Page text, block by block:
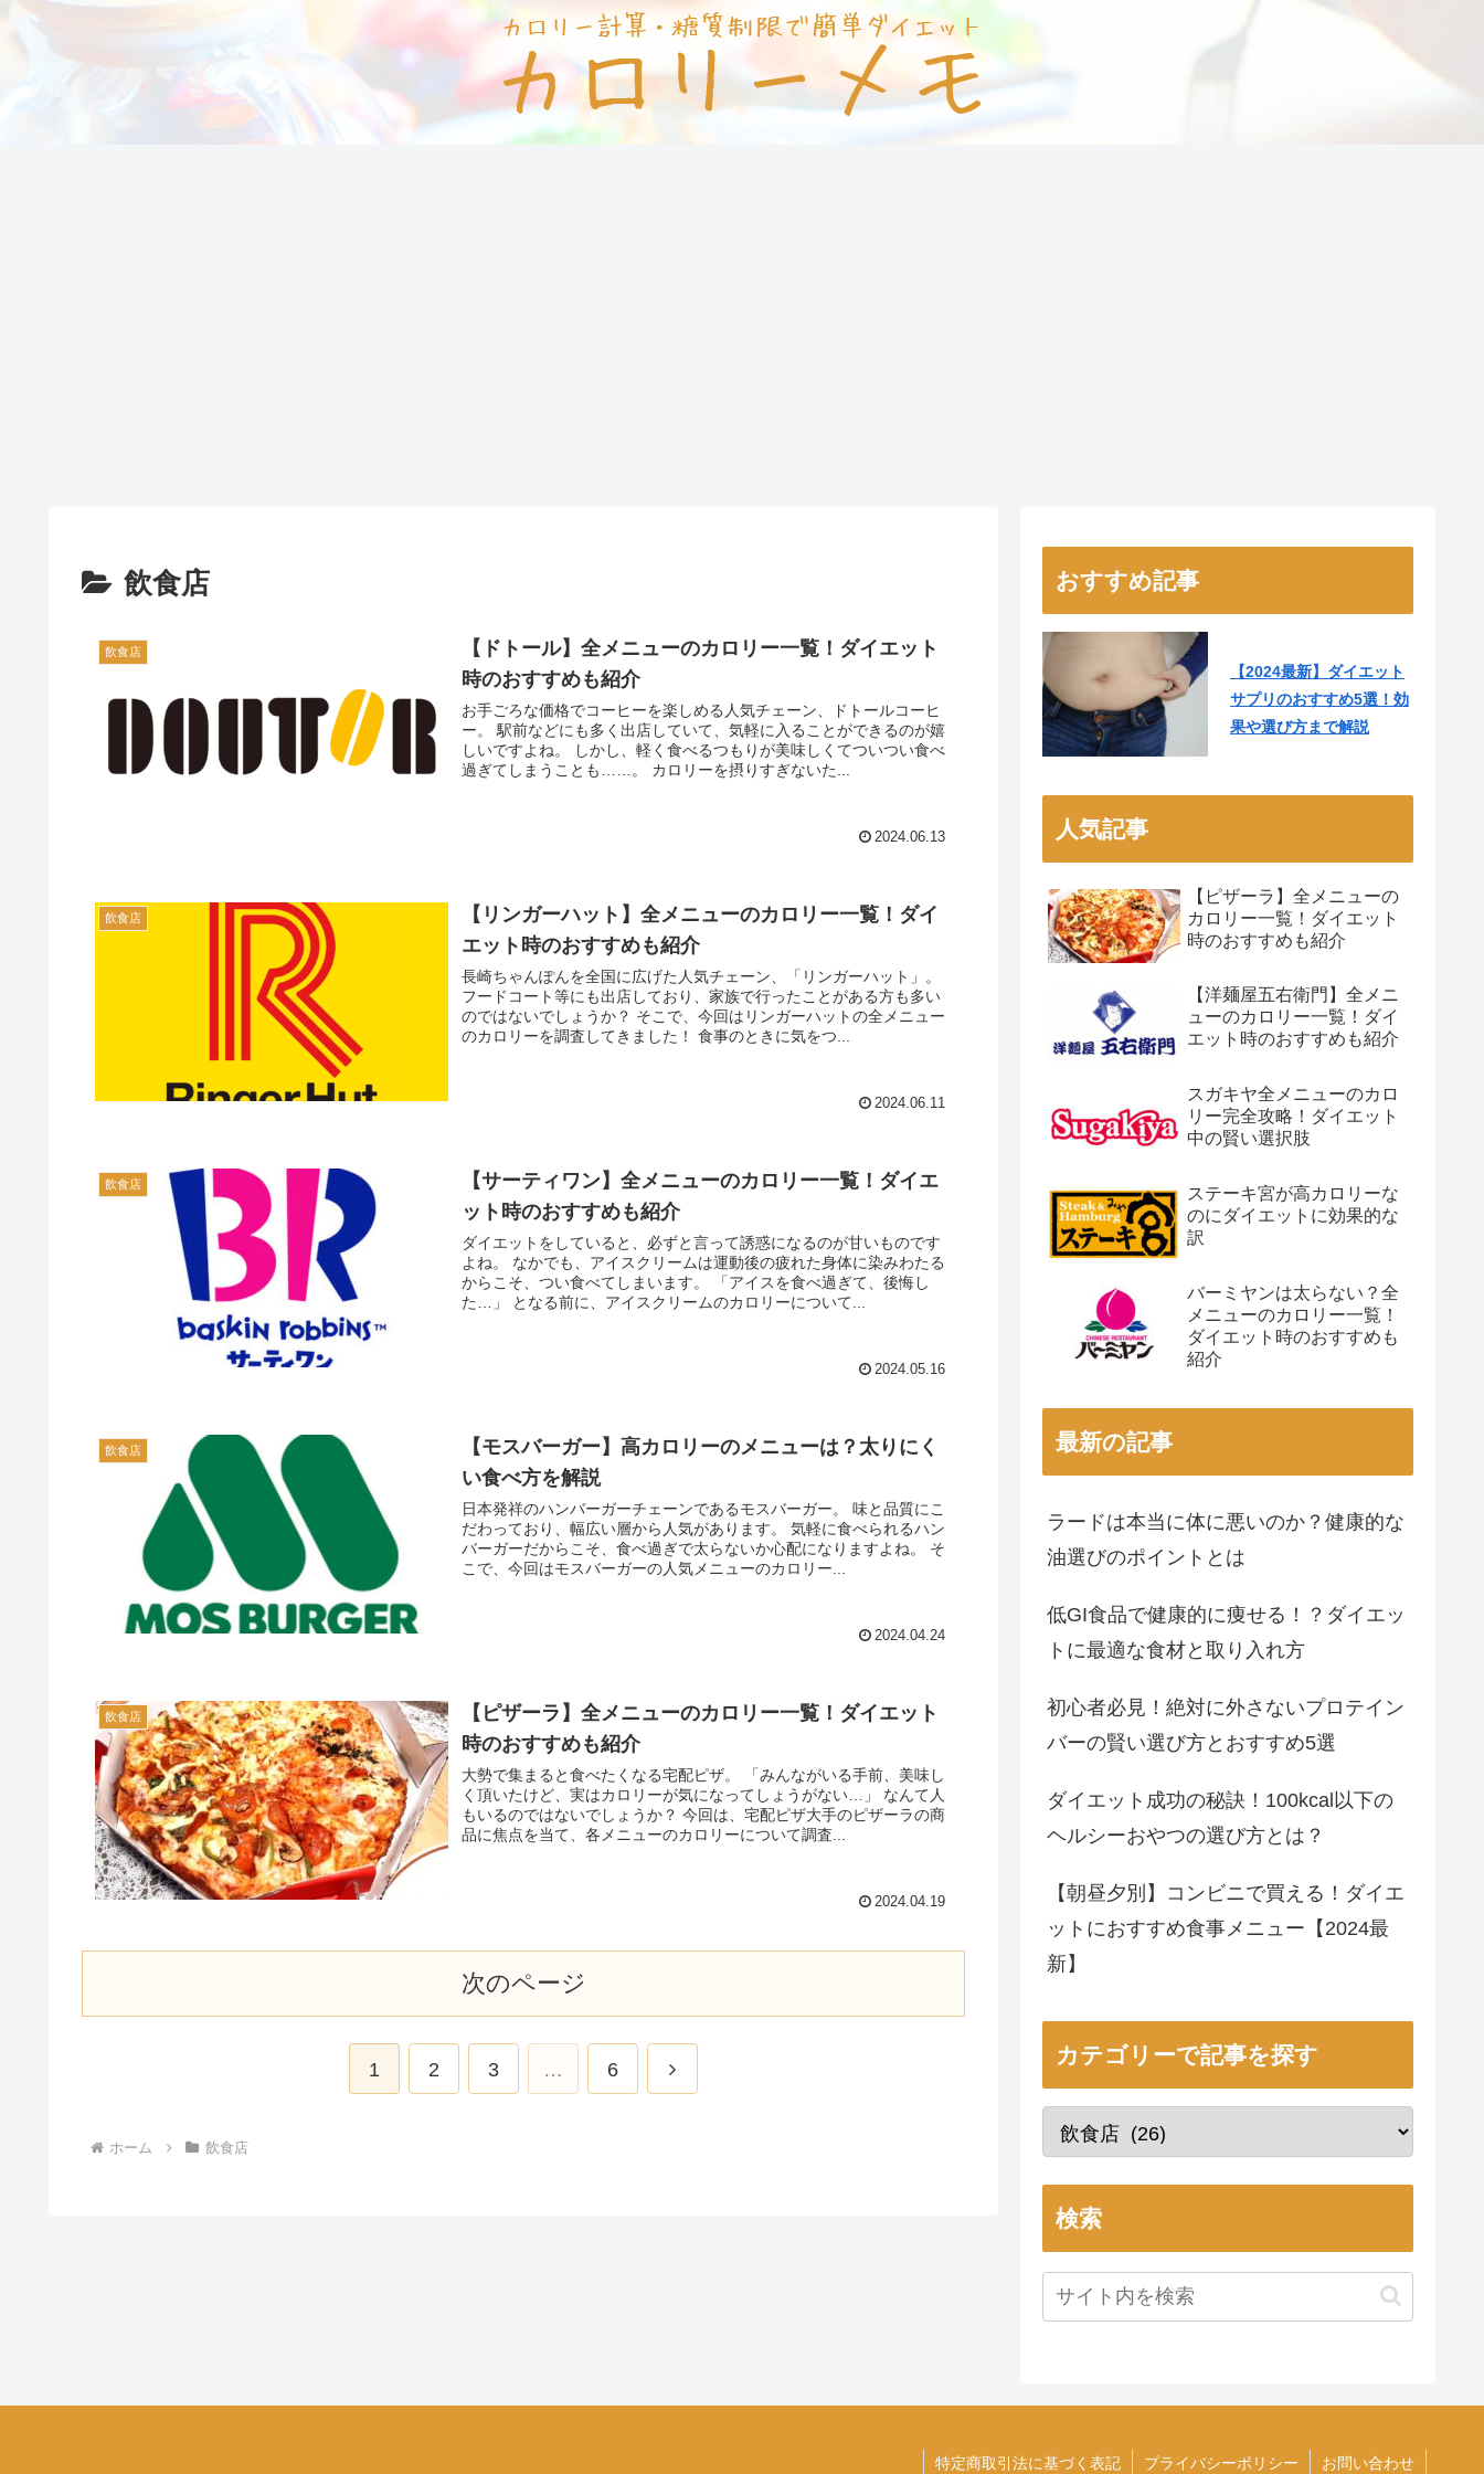
飲食店
飲食店
【ドトール】全メニューのカロリー一覧！ダイエット
時のおすすめも紹介
お手ごろな価格でコーヒーを楽しめる人気チェーン、ドトールコーヒ
ー。 駅前などにも多く出店していて、気軽に入ることができるのが嬉
しいですよね。 しかし、軽く食べるつもりが美味しくてついつい食べ
過ぎてしまうことも……。 カロリーを摂りすぎないた...
2024.06.13
飲食店
【リンガーハット】全メニューのカロリー一覧！ダイ
エット時のおすすめも紹介
長崎ちゃんぽんを全国に広げた人気チェーン、「リンガーハット」。
フードコート等にも出店しており、家族で行ったことがある方も多い
のではないでしょうか？ そこで、今回はリンガーハットの全メニュー
のカロリーを調査してきました！ 食事のときに気をつ...
2024.06.11
飲食店
【サーティワン】全メニューのカロリー一覧！ダイエ
ット時のおすすめも紹介
ダイエットをしていると、必ずと言って誘惑になるのが甘いものです
よね。 なかでも、アイスクリームは運動後の疲れた身体に染みわたる
からこそ、つい食べてしまいます。 「アイスを食べ過ぎて、後悔し
た…」 となる前に、アイスクリームのカロリーについて...
2024.05.16
飲食店
【モスバーガー】高カロリーのメニューは？太りにく
い食べ方を解説
日本発祥のハンバーガーチェーンであるモスバーガー。 味と品質にこ
だわっており、幅広い層から人気があります。 気軽に食べられるハン
バーガーだからこそ、食べ過ぎで太らないか心配になりますよね。 そ
こで、今回はモスバーガーの人気メニューのカロリー...
2024.04.24
飲食店
【ピザーラ】全メニューのカロリー一覧！ダイエット
時のおすすめも紹介
大勢で集まると食べたくなる宅配ピザ。 「みんながいる手前、美味し
く頂いたけど、実はカロリーが気になってしょうがない…」 なんて人
もいるのではないでしょうか？ 今回は、宅配ピザ大手のピザーラの商
品に焦点を当て、各メニューのカロリーについて調査...
2024.04.19
次のページ
1 2 3 … 6 次
ホーム 飲食店
おすすめ記事
【2024最新】ダイエット
サプリのおすすめ5選！効
果や選び方まで解説
人気記事
【ピザーラ】全メニューの
カロリー一覧！ダイエット
時のおすすめも紹介
【洋麺屋五右衛門】全メニ
ューのカロリー一覧！ダイ
エット時のおすすめも紹介
スガキヤ全メニューのカロ
リー完全攻略！ダイエット
中の賢い選択肢
ステーキ宮が高カロリーな
のにダイエットに効果的な
訳
バーミヤンは太らない？全
メニューのカロリー一覧！
ダイエット時のおすすめも
紹介
最新の記事
ラードは本当に体に悪いのか？健康的な
油選びのポイントとは
低GI食品で健康的に痩せる！？ダイエッ
トに最適な食材と取り入れ方
初心者必見！絶対に外さないプロテイン
バーの賢い選び方とおすすめ5選
ダイエット成功の秘訣！100kcal以下の
ヘルシーおやつの選び方とは？
【朝昼夕別】コンビニで買える！ダイエ
ットにおすすめ食事メニュー【2024最
新】
カテゴリーで記事を探す
検索
特定商取引法に基づく表記 プライバシーポリシー お問い合わせ